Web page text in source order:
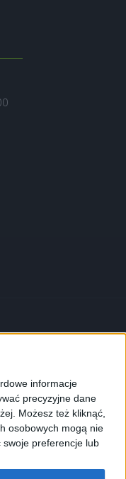
informacje
precyzyjne dane
Możesz też kliknąć,
osobowych mogą nie
swoje preferencje lub